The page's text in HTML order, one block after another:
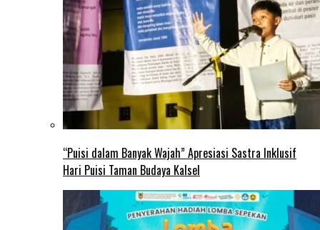
“Puisi dalam Banyak Wajah” Apresiasi Sastra Inklusif
Hari Puisi Taman Budaya Kalsel